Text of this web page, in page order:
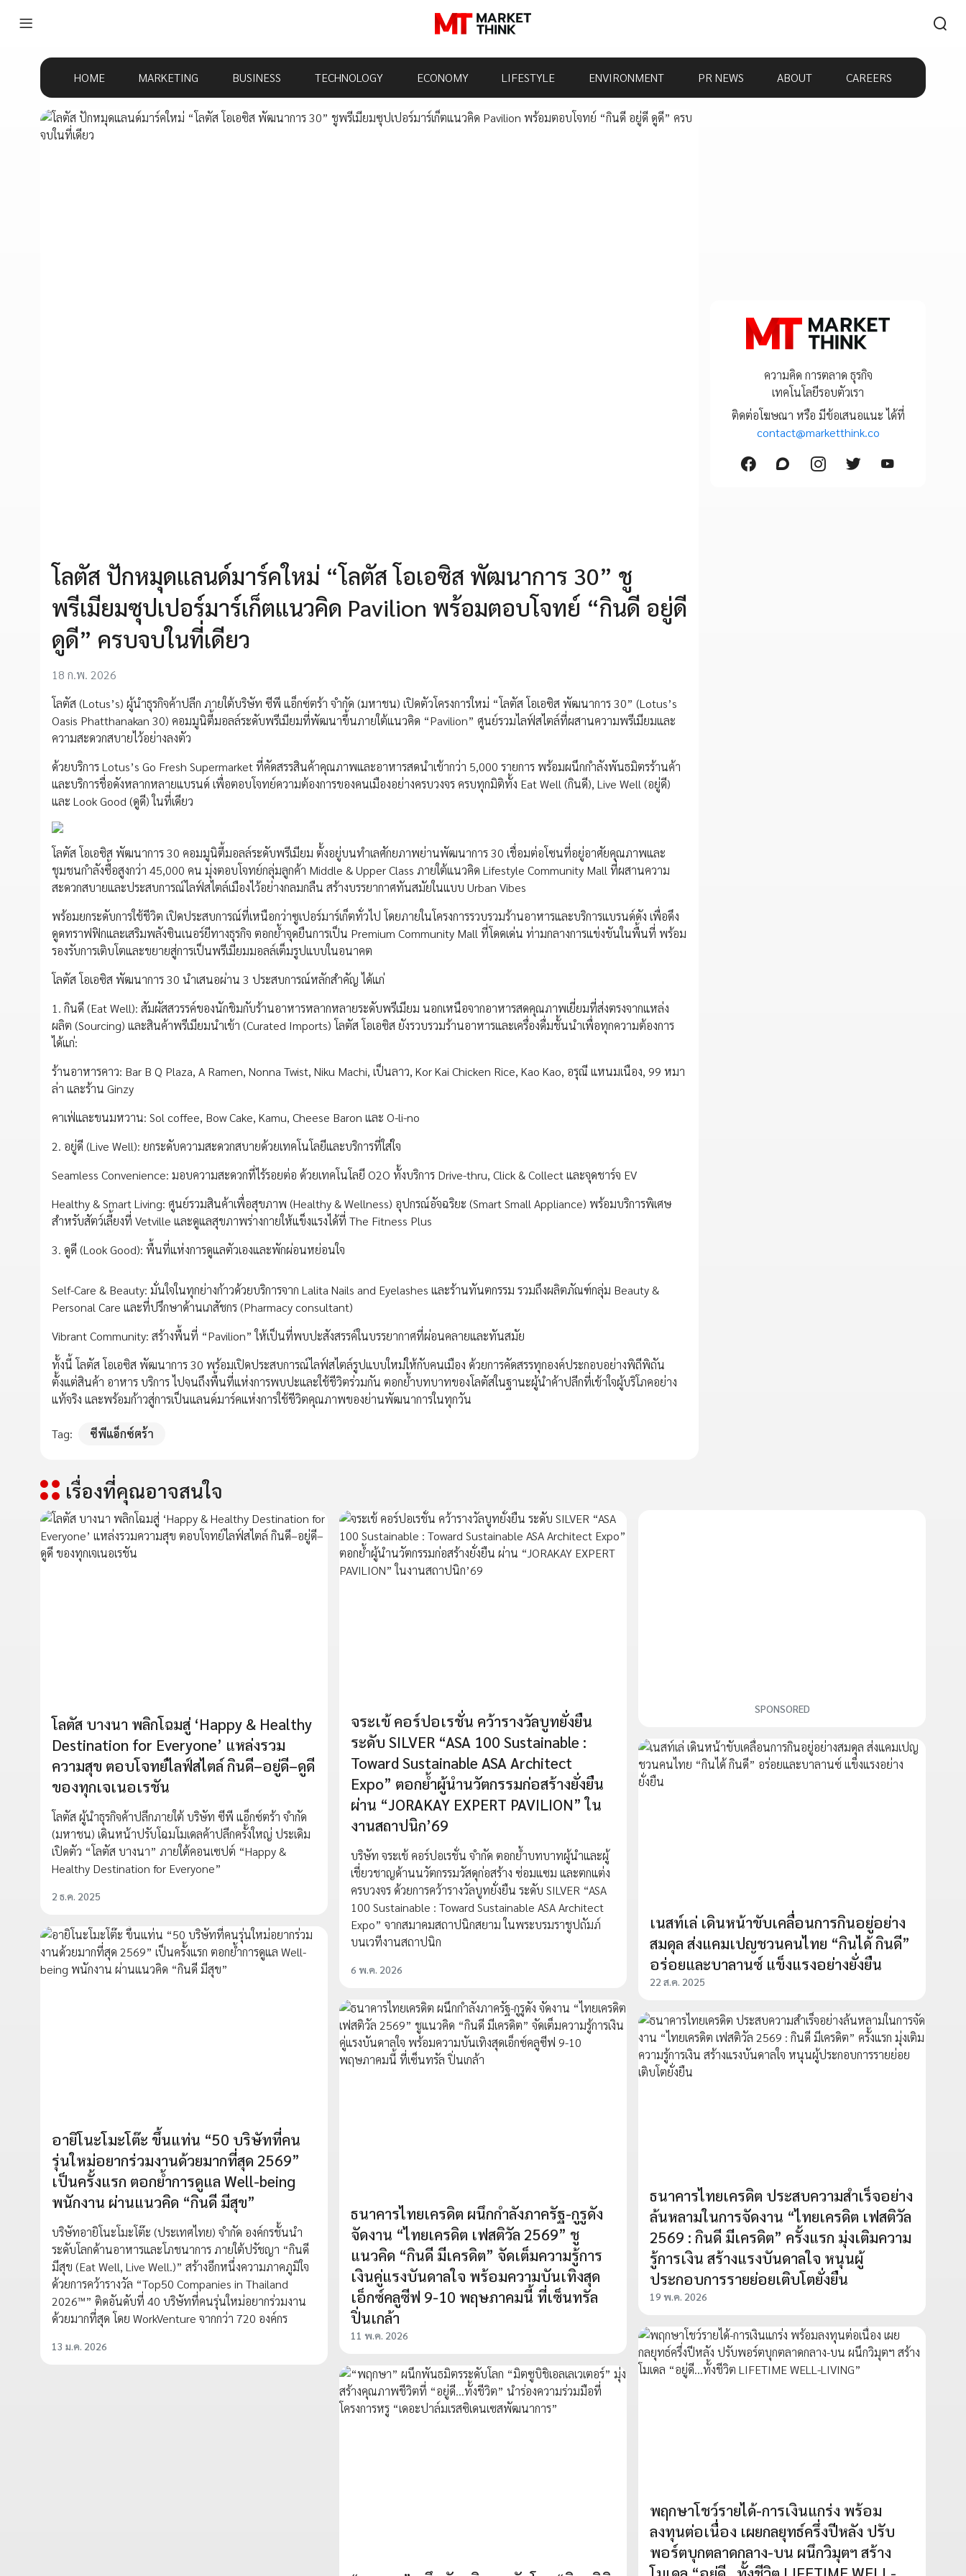
HOME MARKETING BUSINESS TECHNOLOGY ECONOMY LIFESTYLE ENVIRONMENT PR NEWS ABOUT CAREERS
โลตัส ปักหมุดแลนด์มาร์คใหม่ “โลตัส โอเอซิส พัฒนาการ 30” ชู
พรีเมียมซุปเปอร์มาร์เก็ตแนวคิด Pavilion พร้อมตอบโจทย์ “กินดี อยู่ดี
ดูดี” ครบจบในที่เดียว
18 ก.พ. 2026
โลตัส (Lotus’s) ผู้นำธุรกิจค้าปลีก ภายใต้บริษัท ซีพี แอ็กซ์ตร้า จำกัด (มหาชน) เปิดตัวโครงการใหม่ “โลตัส โอเอซิส พัฒนาการ 30” (Lotus’s
Oasis Phatthanakan 30) คอมมูนิตี้มอลล์ระดับพรีเมียมที่พัฒนาขึ้นภายใต้แนวคิด “Pavilion” ศูนย์รวมไลฟ์สไตล์ที่ผสานความพรีเมียมและ
ความสะดวกสบายไว้อย่างลงตัว
ด้วยบริการ Lotus’s Go Fresh Supermarket ที่คัดสรรสินค้าคุณภาพและอาหารสดนำเข้ากว่า 5,000 รายการ พร้อมผนึกกำลังพันธมิตรร้านค้า
และบริการชื่อดังหลากหลายแบรนด์ เพื่อตอบโจทย์ความต้องการของคนเมืองอย่างครบวงจร ครบทุกมิติทั้ง Eat Well (กินดี), Live Well (อยู่ดี)
และ Look Good (ดูดี) ในที่เดียว
โลตัส โอเอซิส พัฒนาการ 30 คอมมูนิตี้มอลล์ระดับพรีเมียม ตั้งอยู่บนทำเลศักยภาพย่านพัฒนาการ 30 เชื่อมต่อโซนที่อยู่อาศัยคุณภาพและ
ชุมชนกำลังซื้อสูงกว่า 45,000 คน มุ่งตอบโจทย์กลุ่มลูกค้า Middle & Upper Class ภายใต้แนวคิด Lifestyle Community Mall ที่ผสานความ
สะดวกสบายและประสบการณ์ไลฟ์สไตล์เมืองไว้อย่างกลมกลืน สร้างบรรยากาศทันสมัยในแบบ Urban Vibes
พร้อมยกระดับการใช้ชีวิต เปิดประสบการณ์ที่เหนือกว่าซูเปอร์มาร์เก็ตทั่วไป โดยภายในโครงการรวบรวมร้านอาหารและบริการแบรนด์ดัง เพื่อดึง
ดูดทราฟฟิกและเสริมพลังซินเนอร์ยีทางธุรกิจ ตอกย้ำจุดยืนการเป็น Premium Community Mall ที่โดดเด่น ท่ามกลางการแข่งขันในพื้นที่ พร้อม
รองรับการเติบโตและขยายสู่การเป็นพรีเมียมมอลล์เต็มรูปแบบในอนาคต
โลตัส โอเอซิส พัฒนาการ 30 นำเสนอผ่าน 3 ประสบการณ์หลักสำคัญ ได้แก่
1. กินดี (Eat Well): สัมผัสสวรรค์ของนักชิมกับร้านอาหารหลากหลายระดับพรีเมียม นอกเหนือจากอาหารสดคุณภาพเยี่ยมที่ส่งตรงจากแหล่ง
ผลิต (Sourcing) และสินค้าพรีเมียมนำเข้า (Curated Imports) โลตัส โอเอซิส ยังรวบรวมร้านอาหารและเครื่องดื่มชั้นนำเพื่อทุกความต้องการ
ได้แก่:
ร้านอาหารคาว: Bar B Q Plaza, A Ramen, Nonna Twist, Niku Machi, เป็นลาว, Kor Kai Chicken Rice, Kao Kao, อรุณี แหนมเนือง, 99 หมา
ล่า และร้าน Ginzy
คาเฟ่และขนมหวาน: Sol coffee, Bow Cake, Kamu, Cheese Baron และ O-li-no
2. อยู่ดี (Live Well): ยกระดับความสะดวกสบายด้วยเทคโนโลยีและบริการที่ใส่ใจ
Seamless Convenience: มอบความสะดวกที่ไร้รอยต่อ ด้วยเทคโนโลยี O2O ทั้งบริการ Drive-thru, Click & Collect และจุดชาร์จ EV
Healthy & Smart Living: ศูนย์รวมสินค้าเพื่อสุขภาพ (Healthy & Wellness) อุปกรณ์อัจฉริยะ (Smart Small Appliance) พร้อมบริการพิเศษ
สำหรับสัตว์เลี้ยงที่ Vetville และดูแลสุขภาพร่างกายให้แข็งแรงได้ที่ The Fitness Plus
3. ดูดี (Look Good): พื้นที่แห่งการดูแลตัวเองและพักผ่อนหย่อนใจ
Self-Care & Beauty: มั่นใจในทุกย่างก้าวด้วยบริการจาก Lalita Nails and Eyelashes และร้านทันตกรรม รวมถึงผลิตภัณฑ์กลุ่ม Beauty &
Personal Care และที่ปรึกษาด้านเภสัชกร (Pharmacy consultant)
Vibrant Community: สร้างพื้นที่ “Pavilion” ให้เป็นที่พบปะสังสรรค์ในบรรยากาศที่ผ่อนคลายและทันสมัย
ทั้งนี้ โลตัส โอเอซิส พัฒนาการ 30 พร้อมเปิดประสบการณ์ไลฟ์สไตล์รูปแบบใหม่ให้กับคนเมือง ด้วยการคัดสรรทุกองค์ประกอบอย่างพิถีพิถัน
ตั้งแต่สินค้า อาหาร บริการ ไปจนถึงพื้นที่แห่งการพบปะและใช้ชีวิตร่วมกัน ตอกย้ำบทบาทของโลตัสในฐานะผู้นำค้าปลีกที่เข้าใจผู้บริโภคอย่าง
แท้จริง และพร้อมก้าวสู่การเป็นแลนด์มาร์คแห่งการใช้ชีวิตคุณภาพของย่านพัฒนาการในทุกวัน
Tag: ซีพีแอ็กซ์ตร้า
ความคิด การตลาด ธุรกิจ
เทคโนโลยีรอบตัวเรา
ติดต่อโฆษณา หรือ มีข้อเสนอแนะ ได้ที่
contact@marketthink.co
เรื่องที่คุณอาจสนใจ
โลตัส บางนา พลิกโฉมสู่ ‘Happy & Healthy
Destination for Everyone’ แหล่งรวม
ความสุข ตอบโจทย์ไลฟ์สไตล์ กินดี–อยู่ดี–ดูดี
ของทุกเจเนอเรชัน
โลตัส ผู้นำธุรกิจค้าปลีกภายใต้ บริษัท ซีพี แอ็กซ์ตร้า จำกัด
(มหาชน) เดินหน้าปรับโฉมโมเดลค้าปลีกครั้งใหญ่ ประเดิม
เปิดตัว “โลตัส บางนา” ภายใต้คอนเซปต์ “Happy &
Healthy Destination for Everyone”
2 ธ.ค. 2025
จระเข้ คอร์ปอเรชั่น คว้ารางวัลบูทยั่งยืน
ระดับ SILVER “ASA 100 Sustainable :
Toward Sustainable ASA Architect
Expo” ตอกย้ำผู้นำนวัตกรรมก่อสร้างยั่งยืน
ผ่าน “JORAKAY EXPERT PAVILION” ใน
งานสถาปนิก’69
บริษัท จระเข้ คอร์ปอเรชั่น จำกัด ตอกย้ำบทบาทผู้นำและผู้
เชี่ยวชาญด้านนวัตกรรมวัสดุก่อสร้าง ซ่อมแซม และตกแต่ง
ครบวงจร ด้วยการคว้ารางวัลบูทยั่งยืน ระดับ SILVER “ASA
100 Sustainable : Toward Sustainable ASA Architect
Expo” จากสมาคมสถาปนิกสยาม ในพระบรมราชูปถัมภ์
บนเวทีงานสถาปนิก
6 พ.ค. 2026
SPONSORED
เนสท์เล่ เดินหน้าขับเคลื่อนการกินอยู่อย่าง
สมดุล ส่งแคมเปญชวนคนไทย “กินได้ กินดี”
อร่อยและบาลานซ์ แข็งแรงอย่างยั่งยืน
22 ส.ค. 2025
อายิโนะโมะโต๊ะ ขึ้นแท่น “50 บริษัทที่คน
รุ่นใหม่อยากร่วมงานด้วยมากที่สุด 2569”
เป็นครั้งแรก ตอกย้ำการดูแล Well-being
พนักงาน ผ่านแนวคิด “กินดี มีสุข”
บริษัทอายิโนะโมะโต๊ะ (ประเทศไทย) จำกัด องค์กรชั้นนำ
ระดับโลกด้านอาหารและโภชนาการ ภายใต้ปรัชญา “กินดี
มีสุข (Eat Well, Live Well.)” สร้างอีกหนึ่งความภาคภูมิใจ
ด้วยการคว้ารางวัล “Top50 Companies in Thailand
2026™” ติดอันดับที่ 40 บริษัทที่คนรุ่นใหม่อยากร่วมงาน
ด้วยมากที่สุด โดย WorkVenture จากกว่า 720 องค์กร
13 ม.ค. 2026
ธนาคารไทยเครดิต ผนึกกำลังภาครัฐ-กูรูดัง
จัดงาน “ไทยเครดิต เฟสติวัล 2569” ชู
แนวคิด “กินดี มีเครดิต” จัดเต็มความรู้การ
เงินคู่แรงบันดาลใจ พร้อมความบันเทิงสุด
เอ็กซ์คลูซีฟ 9-10 พฤษภาคมนี้ ที่เซ็นทรัล
ปิ่นเกล้า
11 พ.ค. 2026
ธนาคารไทยเครดิต ประสบความสำเร็จอย่าง
ล้นหลามในการจัดงาน “ไทยเครดิต เฟสติวัล
2569 : กินดี มีเครดิต” ครั้งแรก มุ่งเติมความ
รู้การเงิน สร้างแรงบันดาลใจ หนุนผู้
ประกอบการรายย่อยเติบโตยั่งยืน
19 พ.ค. 2026
พฤกษาโชว์รายได้-การเงินแกร่ง พร้อม
ลงทุนต่อเนื่อง เผยกลยุทธ์ครึ่งปีหลัง ปรับ
พอร์ตบุกตลาดกลาง-บน ผนึกวิมุตฯ สร้าง